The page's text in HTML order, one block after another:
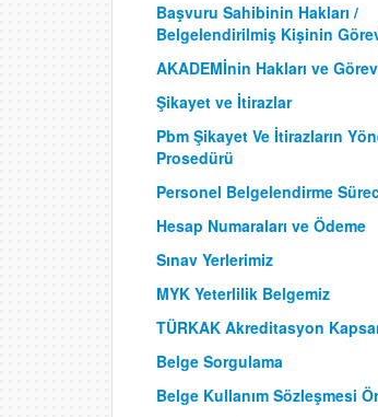
Başvuru Sahibinin Hakları /
Belgelendirilmiş Kişinin
AKADEMİnin Hakları ve
Şikayet ve İtirazlar
Pbm Şikayet Ve İtirazların
Prosedürü
Personel Belgelendirme
Hesap Numaraları ve Ödeme
Sınav Yerlerimiz
MYK Yeterlilik Belgemiz
TÜRKAK Akreditasyon
Belge Sorgulama
Belge Kullanım Sözleşmesi